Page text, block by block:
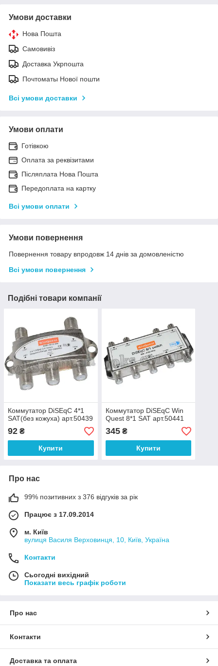
Умови доставки
Нова Пошта
Самовивіз
Доставка Укрпошта
Почтоматы Нової пошти
Всі умови доставки
Умови оплати
Готівкою
Оплата за реквізитами
Післяплата Нова Пошта
Передоплата на картку
Всі умови оплати
Умови повернення
Повернення товару впродовж 14 днів за домовленістю
Всі умови повернення
Подібні товари компанії
Коммутатор DiSEqC 4*1
SAT(без кожуха) арт.50439
92 ₴
Купити
Коммутатор DiSEqC Win
Quest 8*1 SAT арт.50441
345₴
Купити
Про нас
99% позитивних з 376 відгуків за рік
Працює з 17.09.2014
м. Київ
вулиця Василя Верховинця, 10, Київ, Україна
Контакти
Сьогодні вихідний
Показати весь графік роботи
Про нас
Контакти
Доставка та оплата